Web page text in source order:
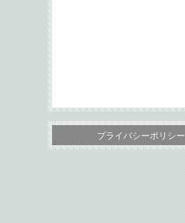
プライバシーポリシー